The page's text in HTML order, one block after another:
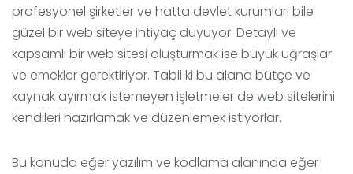
profesyonel şirketler ve hatta devlet kurumları bile
güzel bir web siteye ihtiyaç duyuyor. Detaylı ve
kapsamlı bir web sitesi oluşturmak ise büyük uğraşlar
ve emekler gerektiriyor. Tabii ki bu alana bütçe ve
kaynak ayırmak istemeyen işletmeler de web sitelerini
kendileri hazırlamak ve düzenlemek istiyorlar.
Bu konuda eğer yazılım ve kodlama alanında eğer